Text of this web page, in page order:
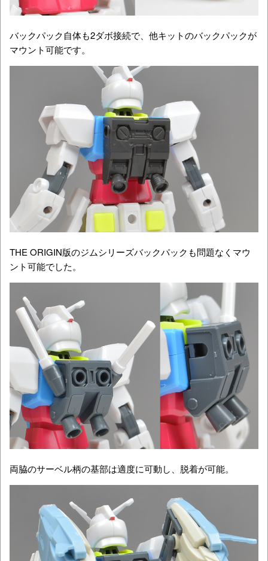
バックパック自体も2ダボ接続で、他キットのバックパックが
マウント可能です。
THE ORIGIN版のジムシリーズバックパックも問題なくマウ
ント可能でした。
両脇のサーベル柄の基部は適度に可動し、脱着が可能。